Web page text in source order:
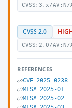
CVSS:3.x/
CVSS 2.0
CVSS:2.0/
REFERENCES
CVE-2025-0238
MFSA 2025-01
MFSA 2025-02